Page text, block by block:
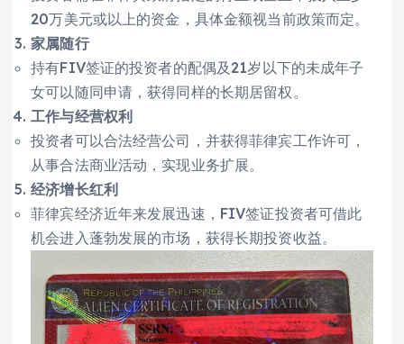
20万美元或以上的资金，具体金额视当前政策而定。
家属随行
持有FIV签证的投资者的配偶及21岁以下的未成年子
女可以随同申请，获得同样的长期居留权。
工作与经营权利
投资者可以合法经营公司，并获得菲律宾工作许可，
从事合法商业活动，实现业务扩展。
经济增长红利
菲律宾经济近年来发展迅速，FIV签证投资者可借此
机会进入蓬勃发展的市场，获得长期投资收益。